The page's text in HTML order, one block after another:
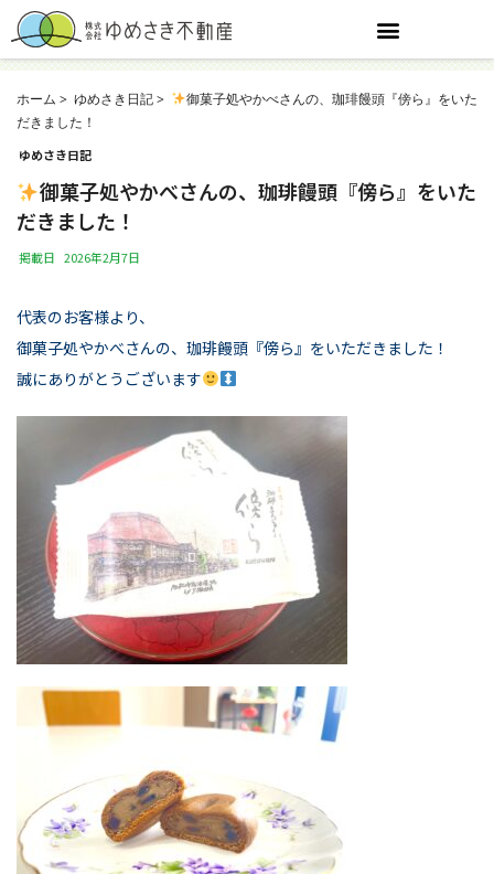
ホーム ゆめさき日記
御菓子処やかべさんの、珈琲饅頭『傍ら』をいた
だきました！
ゆめさき日記
御菓子処やかべさんの、珈琲饅頭『傍ら』をいた
だきました！
掲載日 2026年2月7日
代表のお客様より、
御菓子処やかべさんの、珈琲饅頭『傍ら』をいただきました！
誠にありがとうございます